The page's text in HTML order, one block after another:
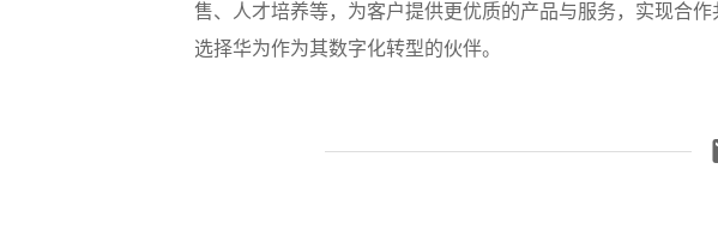
售、人才培养等，为客户提供更优质的产品与服务，实现合
选择华为作为其数字化转型的伙伴。